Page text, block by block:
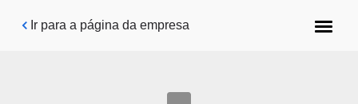
Pular para o conteúdo principal
Ir para a página da empresa